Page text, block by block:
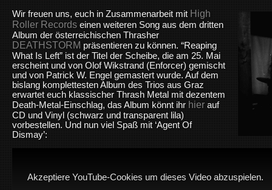
Wir freuen uns, euch in Zusammenarbeit mit High
Roller Records einen weiteren Song aus dem dritten
Album der österreichischen Thrasher
DEATHSTORM präsentieren zu können. “Reaping
What Is Left” ist der Titel der Scheibe, die am 25. Mai
erscheint und von Olof Wikstrand (Enforcer) gemischt
und von Patrick W. Engel gemastert wurde. Auf dem
bislang komplettesten Album des Trios aus Graz
erwartet euch klassischer Thrash Metal mit dezentem
Death-Metal-Einschlag, das Album könnt ihr hier auf
CD und Vinyl (schwarz und transparent lila)
vorbestellen. Und nun viel Spaß mit ‘Agent Of
Dismay’:
Akzeptiere YouTube-Cookies um dieses Video abzuspielen.